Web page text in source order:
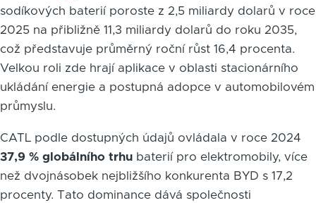
sodíkových baterií poroste z 2,5 miliardy dolarů v roce
2025 na přibližně 11,3 miliardy dolarů do roku 2035,
což představuje průměrný roční růst 16,4 procenta.
Velkou roli zde hrají aplikace v oblasti stacionárního
ukládání energie a postupná adopce v automobilovém
průmyslu.
CATL podle dostupných údajů ovládala v roce 2024
37,9 % globálního trhu baterií pro elektromobily, více
než dvojnásobek nejbližšího konkurenta BYD s 17,2
procenty. Tato dominance dává společnosti